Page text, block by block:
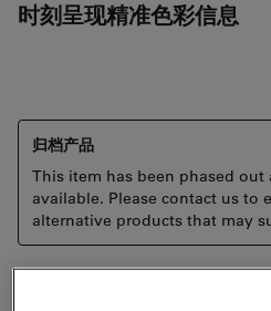
时刻呈现精准色彩信息
归档产品
This item has been phased
available. Please contact us to
alternative products that may